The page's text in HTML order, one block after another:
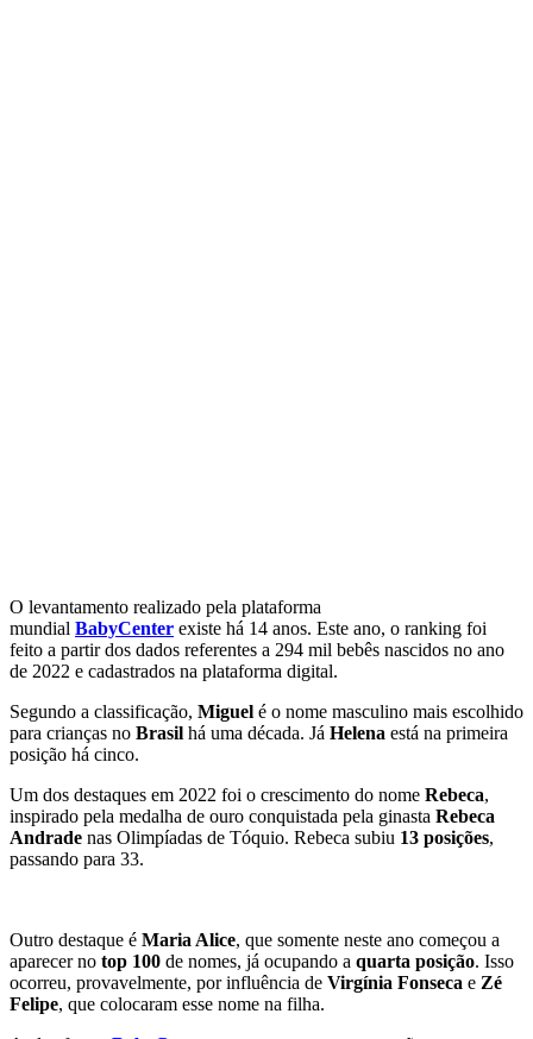
O levantamento realizado pela plataforma
mundial BabyCenter existe há 14 anos. Este ano, o ranking foi
feito a partir dos dados referentes a 294 mil bebês nascidos no ano
de 2022 e cadastrados na plataforma digital.
Segundo a classificação, Miguel é o nome masculino mais escolhido
para crianças no Brasil há uma década. Já Helena está na primeira
posição há cinco.
Um dos destaques em 2022 foi o crescimento do nome Rebeca,
inspirado pela medalha de ouro conquistada pela ginasta Rebeca
Andrade nas Olimpíadas de Tóquio. Rebeca subiu 13 posições,
passando para 33.
Outro destaque é Maria Alice, que somente neste ano começou a
aparecer no top 100 de nomes, já ocupando a quarta posição. Isso
ocorreu, provavelmente, por influência de Virgínia Fonseca e Zé
Felipe, que colocaram esse nome na filha.